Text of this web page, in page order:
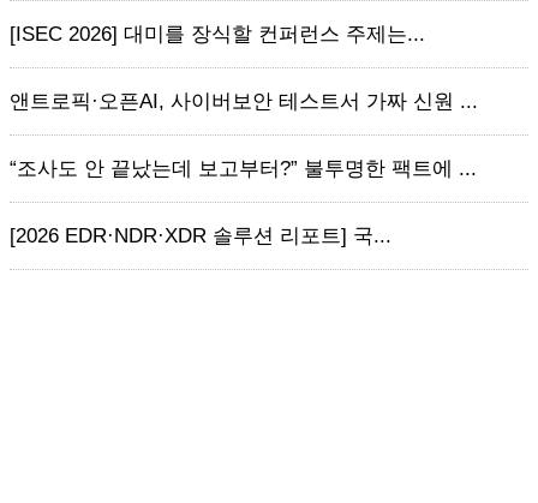
[ISEC 2026] 대미를 장식할 컨퍼런스 주제는...
앤트로픽·오픈AI, 사이버보안 테스트서 가짜 신원 ...
“조사도 안 끝났는데 보고부터?” 불투명한 팩트에 ...
[2026 EDR·NDR·XDR 솔루션 리포트] 국...